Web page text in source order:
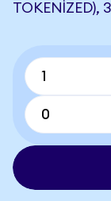
TOKENIZED),